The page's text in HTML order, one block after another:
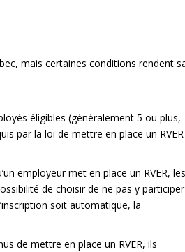
mais certaines conditions rendent
éligibles (généralement 5 ou plus,
par la loi de mettre en place un RVER
employeur met en place un RVER,
de choisir de ne pas y participer
soit automatique, la
de mettre en place un RVER, ils